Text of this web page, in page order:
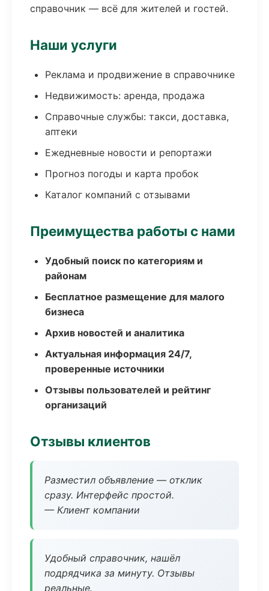
справочник — всё для жителей и гостей.
Наши услуги
Реклама и продвижение в справочнике
Недвижимость: аренда, продажа
Справочные службы: такси, доставка,
аптеки
Ежедневные новости и репортажи
Прогноз погоды и карта пробок
Каталог компаний с отзывами
Преимущества работы с нами
Удобный поиск по категориям и
районам
Бесплатное размещение для малого
бизнеса
Архив новостей и аналитика
Актуальная информация 24/7,
проверенные источники
Отзывы пользователей и рейтинг
организаций
Отзывы клиентов
Разместил объявление — отклик
сразу. Интерфейс простой.
— Клиент компании
Удобный справочник, нашёл
подрядчика за минуту. Отзывы
реальные.